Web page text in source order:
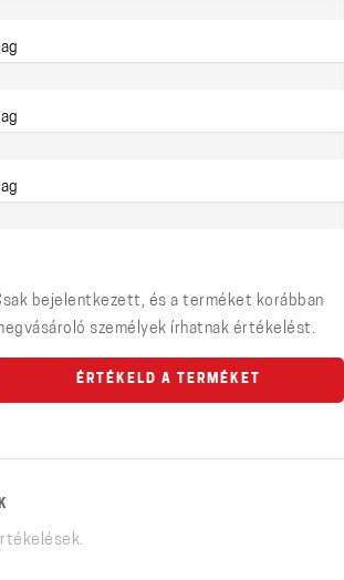
bejelentkezett, és a terméket korábban
személyek írhatnak értékelést.
ÉRTÉKELD A TERMÉKET